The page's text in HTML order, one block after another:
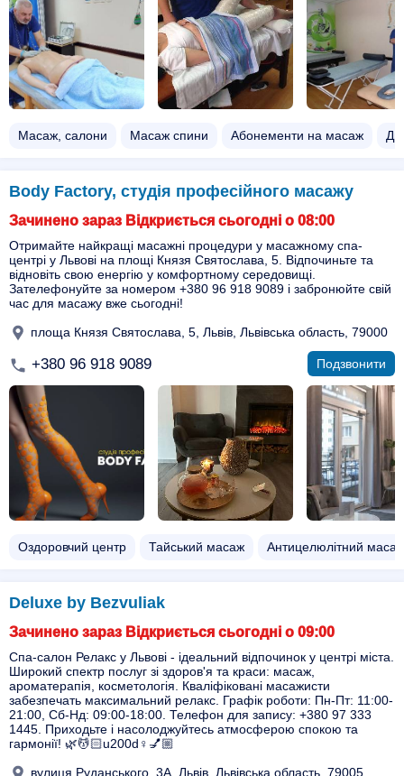
Масаж, салони Масаж спини Абонементи на масаж
Body Factory, студія професійного масажу
Зачинено зараз Відкриється сьогодні о 08:00
Отримайте найкращі масажні процедури у масажному спа-
центрі у Львові на площі Князя Святослава, 5. Відпочиньте та
відновіть свою енергію у комфортному середовищі.
Зателефонуйте за номером +380 96 918 9089 і забронюйте свій
час для масажу вже сьогодні!
площа Князя Святослава, 5, Львів, Львівська область, 79000
+380 96 918 9089 Подзвонити
Оздоровчий центр Тайський масаж Антицелюлітний масаж
Deluxe by Bezvuliak
Зачинено зараз Відкриється сьогодні о 09:00
Спа-салон Релакс у Львові - ідеальний відпочинок у центрі міста.
Широкий спектр послуг зі здоров'я та краси: масаж,
ароматерапія, косметологія. Кваліфіковані масажисти
забезпечать максимальний релакс. Графік роботи: Пн-Пт: 11:00-
21:00, Сб-Нд: 09:00-18:00. Телефон для запису: +380 97 333
1445. Приходьте і насолоджуйтесь атмосферою спокою та
гармонії! 🌿💆🏻u200d♀️💅🏼
вулиця Руданського, 3А, Львів, Львівська область, 79005